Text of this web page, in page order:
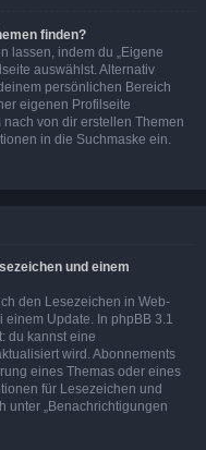
finden?
lassen, indem du „Eigene
auswählst. Alternativ
persönlichen Bereich
eigenen Profilseite
von dir erstellen Themen
in die Suchmaske ein.
und einem
den Lesezeichen in Web-
einem Update. In phpBB 3.1
du kannst eine
wird. Abonnements
eines Themas oder eines
für Lesezeichen und
unter „Benachrichtigungen